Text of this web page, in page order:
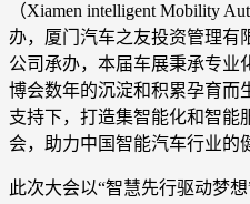
（Xiamen intelligent Mobility
办，厦门汽车之友投资管理有
公司承办，本届车展秉承专业
博会数年的沉淀和积累孕育而
支持下，打造集智能化和智能
会，助力中国智能汽车行业的
此次大会以“智慧先行驱动梦